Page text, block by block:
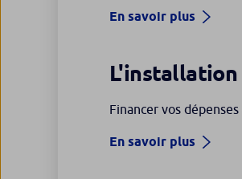
En savoir plus
Financer vos
En savoir plus